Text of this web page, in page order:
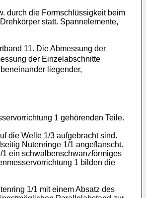
durch die Formschlüssigkeit beim
statt. Spannelemente,
11. Die Abmessung der
der Einzelabschnitte
liegender,
1 gehörenden Teile.
die Welle 1/3 aufgebracht sind.
Nutenringe 1/1 angeflanscht.
ein schwalbenschwanzförmiges
1 bilden die
1/1 mit einem Absatz des